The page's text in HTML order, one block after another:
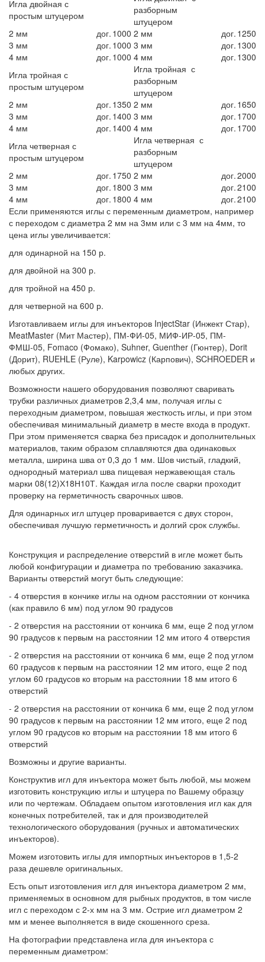
Игла двойная с
простым штуцером
разборным
штуцером
2 мм
дог. 1000 2 мм дог. 1250
3 мм
дог. 1000 3 мм дог. 1300
4 мм
дог. 1000 4 мм дог. 1300
Игла тройная с
простым штуцером
Игла тройная с
разборным
штуцером
2 мм
дог. 1350 2 мм дог. 1650
3 мм
дог. 1400 3 мм дог. 1700
4 мм
дог. 1400 4 мм дог. 1700
Игла четверная с
простым штуцером
Игла четверная с
разборным
штуцером
2 мм
дог. 1750 2 мм дог.2000
3 мм
дог. 1800 3 мм дог.2100
4 мм
дог. 1800 4 мм дог.2100
Если применяются иглы с переменным диаметром, например
с переходом с диаметра 2 мм на 3мм или с 3 мм на 4мм, то
цена иглы увеличивается:
для одинарной на 150 р.
для двойной на 300 р.
для тройной на 450 р.
для четверной на 600 р.
Изготавливаем иглы для инъекторов InjectStar (Инжект Стар),
MeatMaster (Мит Мастер), ПМ-ФИ-05, МИФ-ИР-05, ПМ-
ФМШ-05, Fomaco (Фомако), Suhner, Guenther (Гюнтер), Dorit
(Дорит), RUEHLE (Руле), Karpowicz (Карпович), SCHROEDER и
любых других.
Возможности нашего оборудования позволяют сваривать
трубки различных диаметров 2,3,4 мм, получая иглы с
переходным диаметром, повышая жесткость иглы, и при этом
обеспечивая минимальный диаметр в месте входа в продукт.
При этом применяется сварка без присадок и дополнительных
материалов, таким образом сплавляются два одинаковых
металла, ширина шва от 0,3 до 1 мм. Шов чистый, гладкий,
однородный материал шва пищевая нержавеющая сталь
марки 08(12)Х18Н10Т. Каждая игла после сварки проходит
проверку на герметичность сварочных швов.
Для одинарных игл штуцер проваривается с двух сторон,
обеспечивая лучшую герметичность и долгий срок службы.
Конструкция и распределение отверстий в игле может быть
любой конфигурации и диаметра по требованию заказчика.
Варианты отверстий могут быть следующие:
- 4 отверстия в кончике иглы на одном расстоянии от кончика
(как правило 6 мм) под углом 90 градусов
- 2 отверстия на расстоянии от кончика 6 мм, еще 2 под углом
90 градусов к первым на расстоянии 12 мм итого 4 отверстия
- 2 отверстия на расстоянии от кончика 6 мм, еще 2 под углом
60 градусов к первым на расстоянии 12 мм итого, еще 2 под
углом 60 градусов ко вторым на расстоянии 18 мм итого 6
отверстий
- 2 отверстия на расстоянии от кончика 6 мм, еще 2 под углом
90 градусов к первым на расстоянии 12 мм итого, еще 2 под
углом 90 градусов ко вторым на расстоянии 18 мм итого 6
отверстий
Возможны и другие варианты.
Конструктив игл для инъектора может быть любой, мы можем
изготовить конструкцию иглы и штуцера по Вашему образцу
или по чертежам. Обладаем опытом изготовления игл как для
конечных потребителей, так и для производителей
технологического оборудования (ручных и автоматических
инъекторов).
Можем изготовить иглы для импортных инъекторов в 1,5-2
раза дешевле оригинальных.
Есть опыт изготовления игл для инъектора диаметром 2 мм,
применяемых в основном для рыбных продуктов, в том числе
игл с переходом с 2-х мм на 3 мм. Острие игл диаметром 2
мм и менее выполняется в виде скошенного среза.
На фотографии представлена игла для инъектора с
переменным диаметром: